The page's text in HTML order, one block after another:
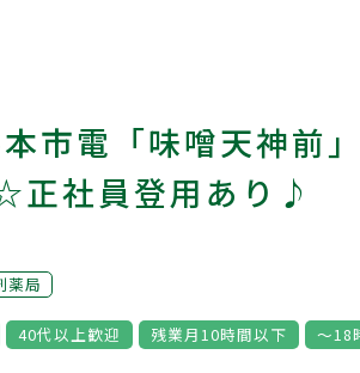
本市電「味噌天神
社員登用あり♪
薬局
40代以上歓迎 残業月10時間以下 ～18